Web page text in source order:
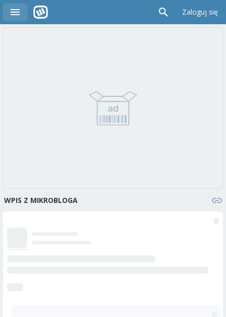
Zaloguj się
WPIS Z MIKROBLOGA